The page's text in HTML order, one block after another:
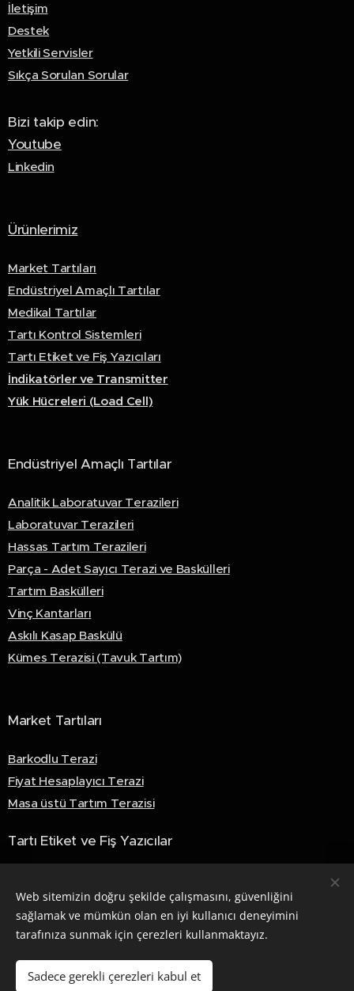
İletişim
Destek
Yetkili Servisler
Sıkça Sorulan Sorular
Bizi takip edin:
Youtube
Linkedin
Ürünlerimiz
Market Tartıları
Endüstriyel Amaçlı Tartılar
Medikal Tartılar
Tartı Kontrol Sistemleri
Tartı Etiket ve Fiş Yazıcıları
İndikatörler ve Transmitter
Yük Hücreleri (Load Cell)
Endüstriyel Amaçlı Tartılar
Analitik Laboratuvar Terazileri
Laboratuvar Terazileri
Hassas Tartım Terazileri
Parça - Adet Sayıcı Terazi ve Baskülleri
Tartım Baskülleri
Vinç Kantarları
Askılı Kasap Baskülü
Kümes Terazisi (Tavuk Tartım)
Market Tartıları
Barkodlu Terazi
Fiyat Hesaplayıcı Terazi
Masa üstü Tartım Terazisi
Tartı Etiket ve Fiş Yazıcılar
Akıllı Etiket Yazıcılar
© 2026 Densi Endüstriyel Tartı Sistemleri. Tüm hakları saklıdır.
Çerezler
Web sitemizin doğru şekilde çalışmasını, güvenliğini
sağlamak ve mümkün olan en iyi kullanıcı deneyimini
tarafınıza sunmak için çerezleri kullanmaktayız.
Sadece gerekli çerezleri kabul et